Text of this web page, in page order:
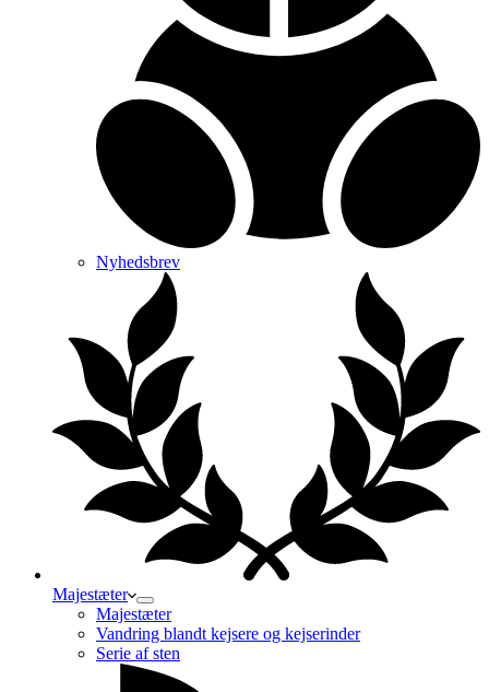
Nyhedsbrev
Majestæter
Majestæter
Vandring blandt kejsere og kejserinder
Serie af sten